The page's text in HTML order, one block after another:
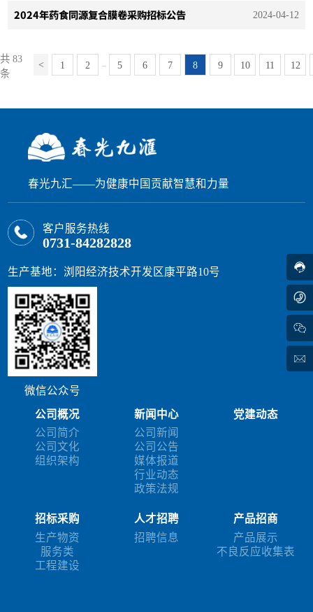
2024年药食同源复合膜卷采购招标公告 2024-04-12
共 83
条
1 2 ... 5 6 7 8 9 10 11 12
春光九汇——为健康中国贡献智慧和力量
客户服务热线
0731-84282828
生产基地：浏阳经济技术开发区康平路10号
微信公众号
公司概况
公司简介
公司文化
组织架构
新闻中心
公司新闻
公司公告
媒体报道
行业动态
政策法规
党建动态
招标采购
生产物资
服务类
工程建设
人才招聘
招聘信息
产品招商
产品展示
不良反应收集表